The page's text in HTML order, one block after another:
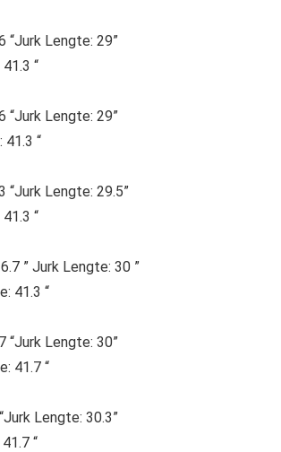
“Jurk Lengte: 29”
“
“Jurk Lengte: 29”
41.3 “
“Jurk Lengte: 29.5”
“
” Jurk Lengte: 30 ”
41.3 “
“Jurk Lengte: 30”
41.7 “
Lengte: 30.3”
“